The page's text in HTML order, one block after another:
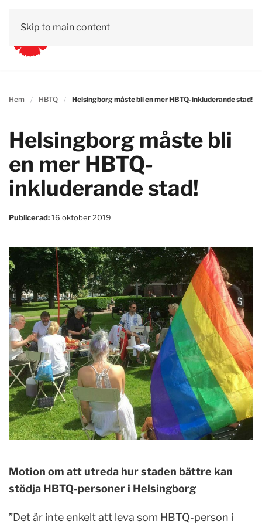
Skip to main content
Hem HBTQ Helsingborg måste bli en mer HBTQ-inkluderande stad!
Helsingborg måste bli
en mer HBTQ-
inkluderande stad!
Publicerad:16 oktober 2019
Motion om att utreda hur staden bättre kan
stödja HBTQ-personer i Helsingborg
”Det är inte enkelt att leva som HBTQ-person i